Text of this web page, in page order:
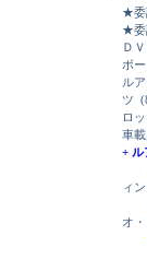
★委
★委
Ｄ
ボ
ル
ツ
ロ
車
+ ル
ィ
オ